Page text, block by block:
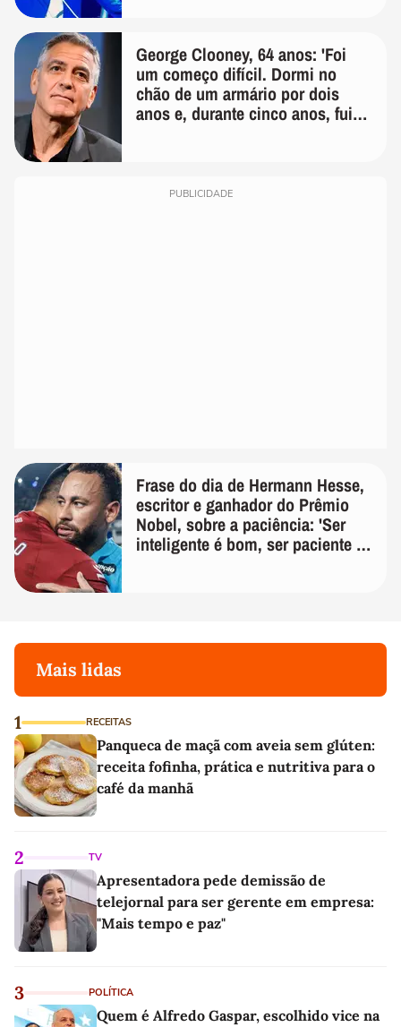
George Clooney, 64 anos: 'Foi
um começo difícil. Dormi no
chão de um armário por dois
anos e, durante cinco anos, fui
PUBLICIDADE
Frase do dia de Hermann Hesse,
escritor e ganhador do Prêmio
Nobel, sobre a paciência: 'Ser
inteligente é bom, ser paciente é
Mais lidas
1 RECEITAS
Panqueca de maçã com aveia sem glúten:
receita fofinha, prática e nutritiva para o
café da manhã
2 TV
Apresentadora pede demissão de
telejornal para ser gerente em empresa:
"Mais tempo e paz"
3 POLÍTICA
Quem é Alfredo Gaspar, escolhido vice na